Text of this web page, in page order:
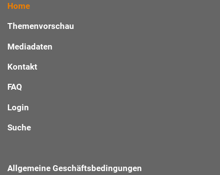
Home
Themenvorschau
Mediadaten
Kontakt
FAQ
Login
Suche
Allgemeine Geschäftsbedingungen